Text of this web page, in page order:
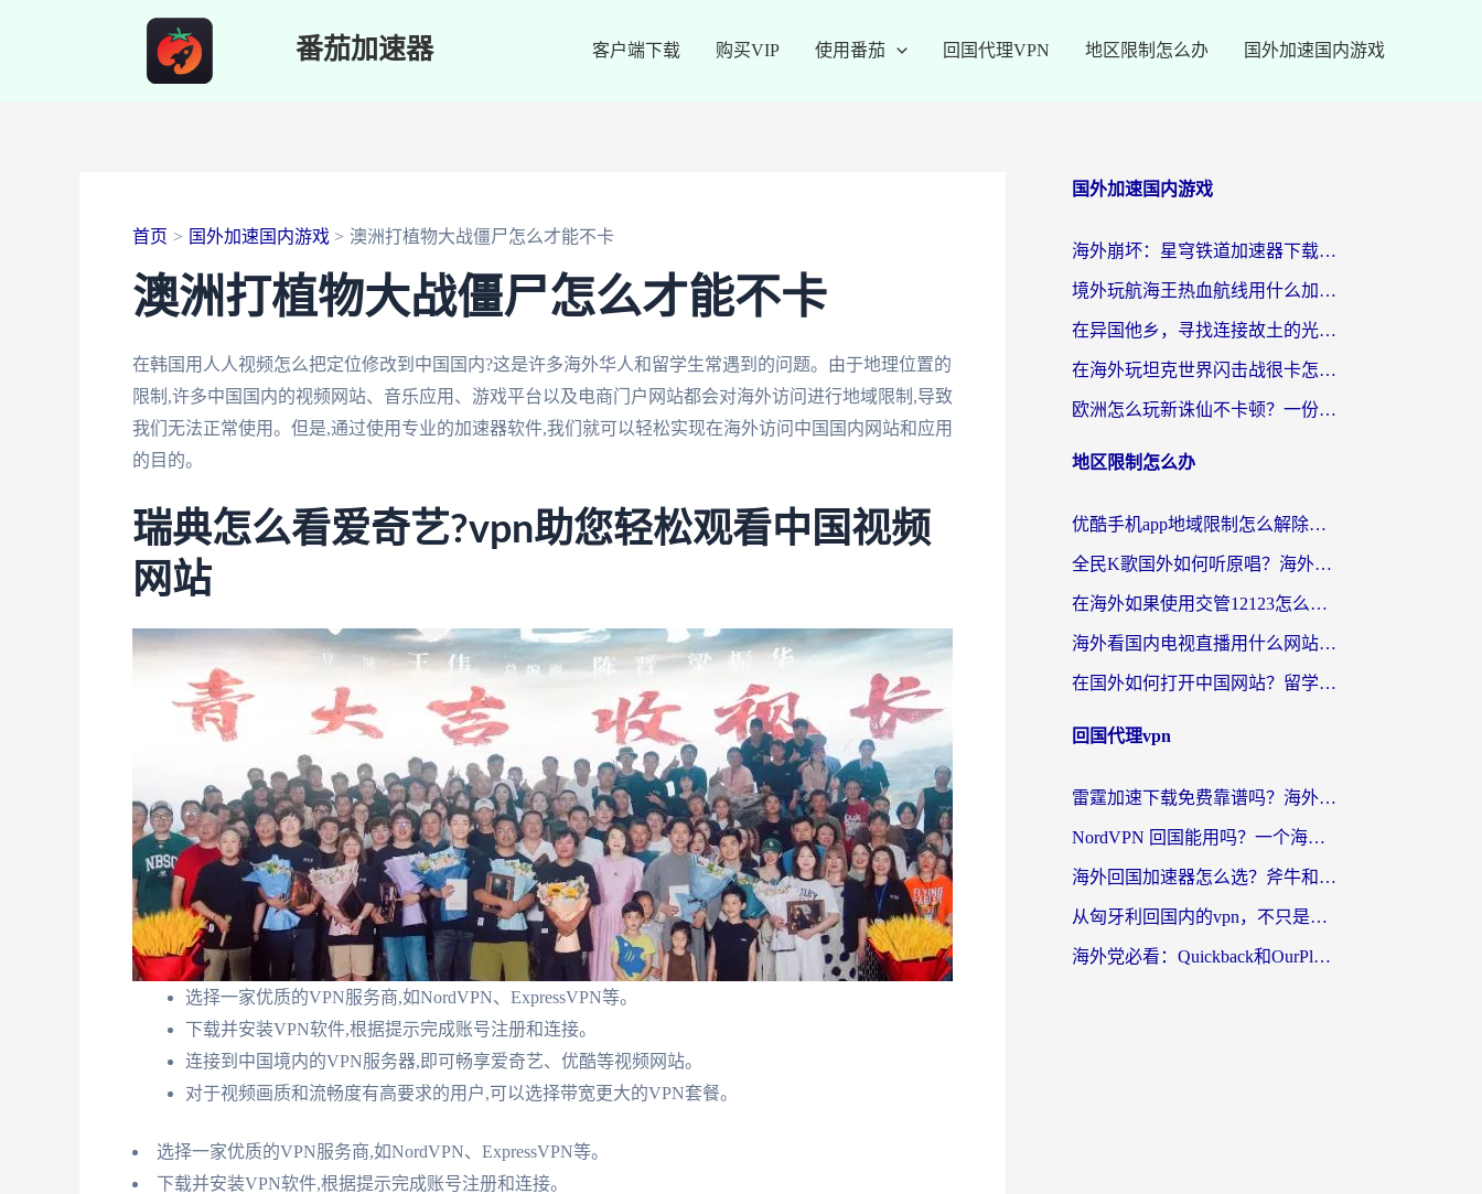
番茄加速器 客户端下载 购买VIP 使用番茄 回国代理VPN 地区限制怎么办 国外加速国内游戏
首页 国外加速国内游戏 澳洲打植物大战僵尸怎么才能不卡
澳洲打植物大战僵尸怎么才能不卡
在韩国用人人视频怎么把定位修改到中国国内?这是许多海外华人和留学生常遇到的问题。由于地理位置的
限制,许多中国国内的视频网站、音乐应用、游戏平台以及电商门户网站都会对海外访问进行地域限制,导致
我们无法正常使用。但是,通过使用专业的加速器软件,我们就可以轻松实现在海外访问中国国内网站和应用
的目的。
瑞典怎么看爱奇艺?vpn助您轻松观看中国视频
网站
选择一家优质的VPN服务商,如NordVPN、ExpressVPN等。
下载并安装VPN软件,根据提示完成账号注册和连接。
连接到中国境内的VPN服务器,即可畅享爱奇艺、优酷等视频网站。
对于视频画质和流畅度有高要求的用户,可以选择带宽更大的VPN套餐。
选择一家优质的VPN服务商,如NordVPN、ExpressVPN等。
下载并安装VPN软件,根据提示完成账号注册和连接。
国外加速国内游戏
海外崩坏：星穹铁道加速器下载安装：一份给游子的终极网络指南
境外玩航海王热血航线用什么加速器？2026海外玩家实测最优方案（附欧洲问道堡垒前线加速技巧）
在异国他乡，寻找连接故土的光明大陆免费加速器
在海外玩坦克世界闪击战很卡怎么办？老玩家亲测有效的加速器选择指南
欧洲怎么玩新诛仙不卡顿？一份给海外游子的国服游戏畅玩指南
地区限制怎么办
优酷手机app地域限制怎么解除？海外党亲测有效的追剧方案
全民K歌国外如何听原唱？海外党亲测有效的回国加速器选择指南
在海外如果使用交管12123怎么处理？留学生亲测有效的回国加速方案
海外看国内电视直播用什么网站比较好？一篇解决你所有追剧难题的实用指南
在国外如何打开中国网站？留学生与海外华人的无缝访问指南
回国代理vpn
雷霆加速下载免费靠谱吗？海外党选回国加速器的避坑指南（附热门工具对比）
NordVPN 回国能用吗？一个海外用户必须面对的真实困境
海外回国加速器怎么选？斧牛和海龟哪个好？一篇帮你避开坑的实用指南
从匈牙利回国内的vpn，不只是为了刷剧那么简单
海外党必看：Quickback和OurPlay好用吗？3分钟选对回国加速器，无缝刷剧玩游戏